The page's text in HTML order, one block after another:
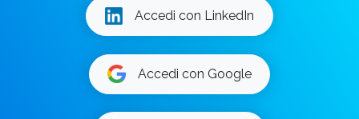
Accedi con LinkedIn
Accedi con Google